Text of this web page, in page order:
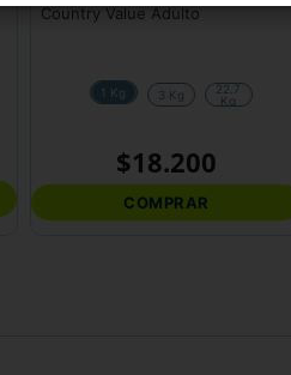
Country Value Adulto
1 Kg 3 Kg
22.7
Kg
$18.200
COMPRAR